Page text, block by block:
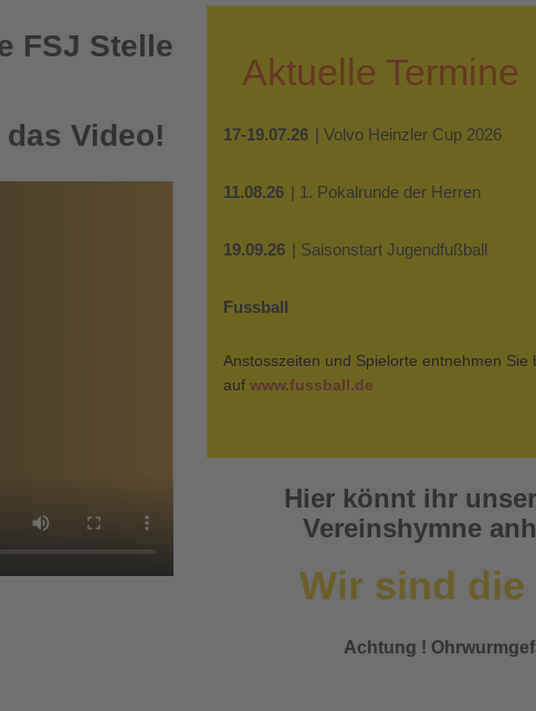
FSJ Stelle
Video!
Aktuelle Termine
17-19.07.26 | Volvo Heinzler Cup 2026
11.08.26 | 1. Pokalrunde der Herren
19.09.26 | Saisonstart Jugendfußball
Fussball
Anstosszeiten und Spielorte entnehmen Sie
auf www.fussball.de
Hier könnt ihr
Vereinshymne
Wir sind die
Achtung !